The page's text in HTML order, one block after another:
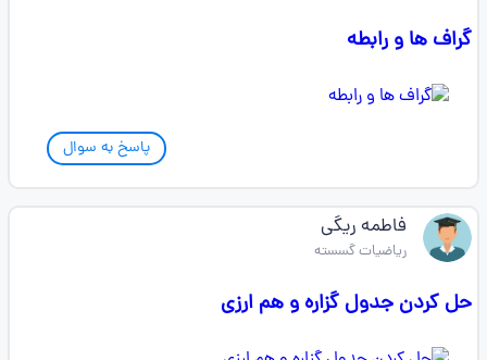
گراف ها و رابطه
پاسخ به سوال
فاطمه ریگی
ریاضیات گسسته
حل کردن جدول گزاره و هم ارزی